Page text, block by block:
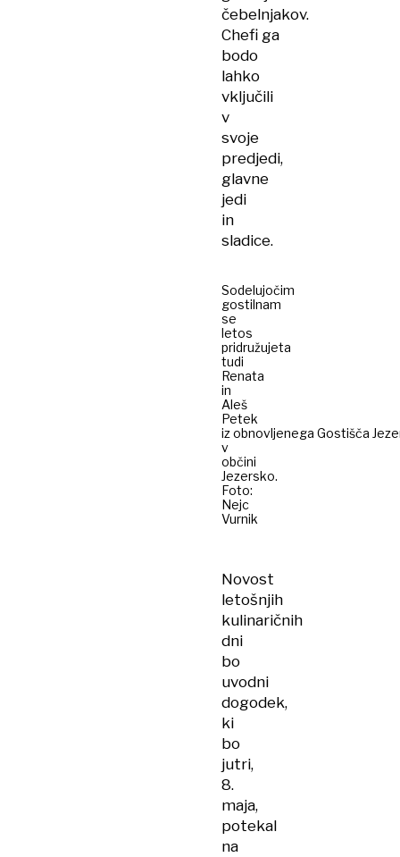
čebelnjakov.
Chefi ga
bodo
lahko
vključili
v
svoje
predjedi,
glavne
jedi
in
sladice.
Sodelujočim
gostilnam
se
letos
pridružujeta
tudi
Renata
in
Aleš
Petek
iz obnovljenega Gostišča
v
občini
Jezersko.
Foto:
Nejc
Vurnik
Novost
letošnjih
kulinaričnih
dni
bo
uvodni
dogodek,
ki
bo
jutri,
8.
maja,
potekal
na